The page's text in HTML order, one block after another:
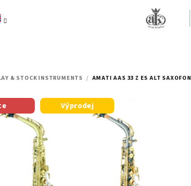
& STOCK INSTRUMENTS / AMATI AAS 33 Z ES ALT SAXOFON
Výprodej